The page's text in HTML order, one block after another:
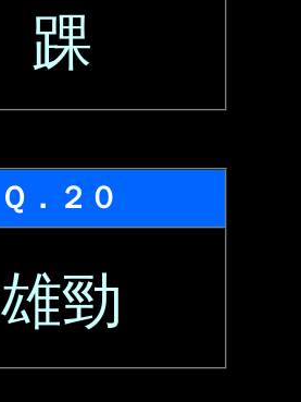
踝
Ｑ．２０
雄勁